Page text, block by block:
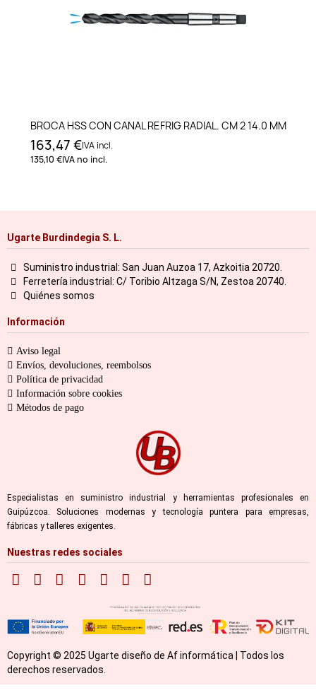
BROCA HSS CON CANAL REFRIG RADIAL. CM 2 14.0 MM
163,47 €IVA incl.
135,10 €IVA no incl.
Ugarte Burdindegia S. L.
Suministro industrial: San Juan Auzoa 17, Azkoitia 20720.
Ferretería industrial: C/ Toribio Altzaga S/N, Zestoa 20740.
Quiénes somos
Información
Aviso legal
Envíos, devoluciones, reembolsos
Política de privacidad
Información sobre cookies
Métodos de pago
Especialistas en suministro industrial y herramientas profesionales en
Guipúzcoa. Soluciones modernas y tecnología puntera para empresas,
fábricas y talleres exigentes.
Nuestras redes sociales
Copyright © 2025 Ugarte diseño de Af informática | Todos los
derechos reservados.